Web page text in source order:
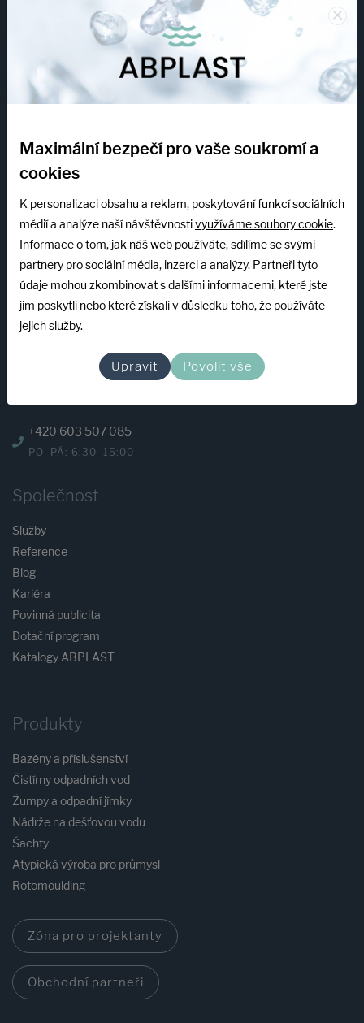
+420 775 173 713
eshop@abplastgroup.cz
INFOLINKA
+420 739 522 840
PO–PÁ: 7:00–15:00
mzeman@abplastgroup.cz
+420 603 507 085
PO–PÁ: 6:30–15:00
Společnost
Služby
Reference
Blog
Kariéra
Povinná publicita
Dotační program
Katalogy ABPLAST
Produkty
Bazény a příslušenství
Čistírny odpadních vod
Žumpy a odpadní jímky
Nádrže na dešťovou vodu
Šachty
Atypická výroba pro průmysl
Rotomoulding
Zóna pro projektanty
Obchodní partneři
×
Maximální bezpečí pro vaše soukromí a
cookies
K personalizaci obsahu a reklam, poskytování funkcí sociálních
médií a analýze naší návštěvnostivyužíváme soubory cookie.
Informace o tom, jak náš web používáte, sdílíme se svými
partnery pro sociální média, inzerci a analýzy. Partneři tyto
údaje mohou zkombinovat s dalšími informacemi, které jste
jim poskytli nebo které získali v důsledku toho, že používáte
jejich služby.
Upravit Povolit vše